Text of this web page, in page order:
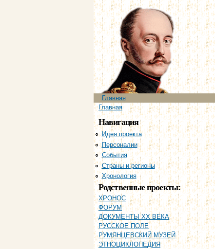
Главное меню
Главная
Вы здесь
Главная
Навигация
Идея проекта
Персоналии
События
Страны и регионы
Хронология
Родственные проекты:
ХРОНОС
ФОРУМ
ДОКУМЕНТЫ XX ВЕКА
РУССКОЕ ПОЛЕ
РУМЯНЦЕВСКИЙ МУЗЕЙ
ЭТНОЦИКЛОПЕДИЯ